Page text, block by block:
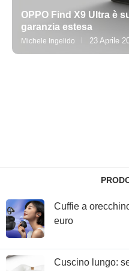
OPPO Find X9 Ultra è
garanzia estesa
Michele Ingelido 23 Aprile
Cuffie a
euro
Cuscino lungo: